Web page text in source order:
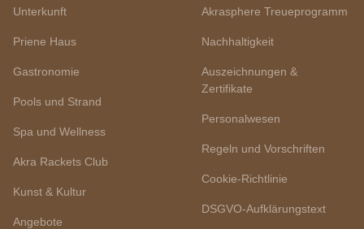
Unterkunft
Priene Haus
Gastronomie
Pools und Strand
Spa und Wellness
Akra Rackets Club
Kunst & Kultur
Angebote
Akrasphere Treueprogramm
Nachhaltigkeit
Auszeichnungen &
Zertifikate
Personalwesen
Regeln und Vorschriften
Cookie-Richtlinie
DSGVO-Aufklärungstext